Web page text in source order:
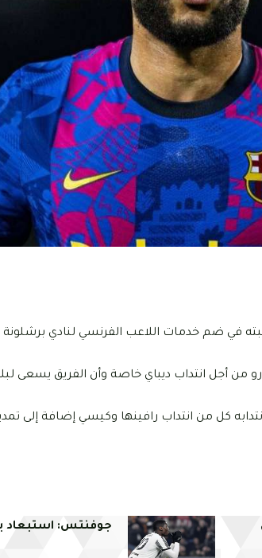
في ضم خدمات اللاعب الفرنسي لنادي
فإن نادي توتنهام مستعد لتقديم 20 مليون يورو من أجل انتداب ديباي خاصة
كل من انتداب رافينها وكيسي إضافة إلى
جوفنتس: استبعاد